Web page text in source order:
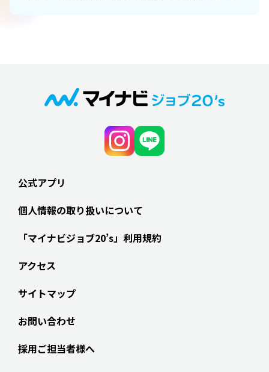
公式アプリ
個人情報の取り扱いについて
「マイナビジョブ20’s」利用規約
アクセス
サイトマップ
お問い合わせ
採用ご担当者様へ